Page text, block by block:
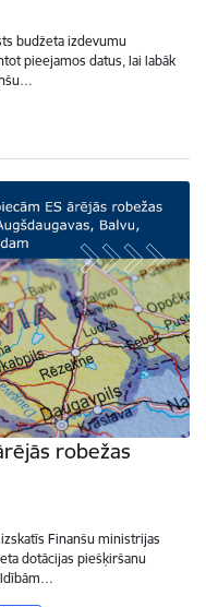
budžeta izdevumu
pieejamos datus, lai labāk
robežas
Finanšu ministrijas
dotācijas piešķiršanu